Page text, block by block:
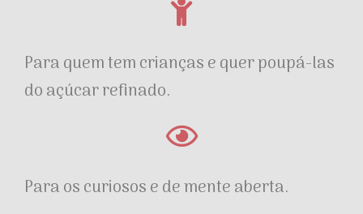
Para quem tem crianças e quer poupá-las
do açúcar refinado.
Para os curiosos e de mente aberta.